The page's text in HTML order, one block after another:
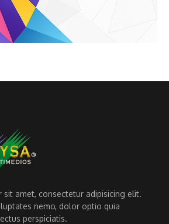
sit amet, consectetur adipisicing elit.
nemo, dolor optio quia
perspiciatis.